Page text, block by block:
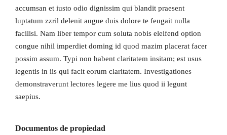
accumsan et iusto odio dignissim qui blandit praesent
luptatum zzril delenit augue duis dolore te feugait nulla
facilisi. Nam liber tempor cum soluta nobis eleifend option
congue nihil imperdiet doming id quod mazim placerat facer
possim assum. Typi non habent claritatem insitam; est usus
legentis in iis qui facit eorum claritatem. Investigationes
demonstraverunt lectores legere me lius quod ii legunt
saepius.
Documentos de propiedad